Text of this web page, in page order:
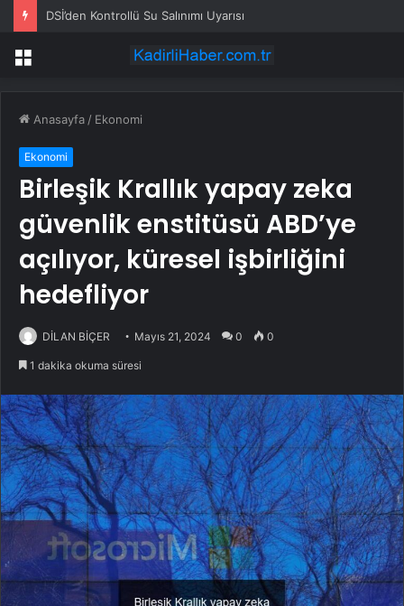
DSİ’den Kontrollü Su Salınımı Uyarısı
Menü
Anasayfa / Ekonomi
Ekonomi
Birleşik Krallık yapay zeka
güvenlik enstitüsü ABD’ye
açılıyor, küresel işbirliğini
hedefliyor
DİLAN BİÇER Mayıs 21, 2024 0 0
1 dakika okuma süresi